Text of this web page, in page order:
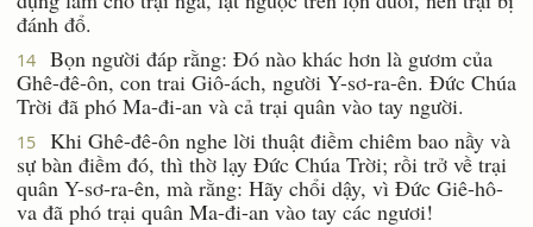
đánh đổ.
14
Bọn người đáp rằng: Ðó nào khác hơn là gươm của
Ghê-đê-ôn, con trai Giô-ách, người Y-sơ-ra-ên. Ðức Chúa
Trời đã phó Ma-đi-an và cả trại quân vào tay người.
15
Khi Ghê-đê-ôn nghe lời thuật điềm chiêm bao nầy và
sự bàn điềm đó, thì thờ lạy Ðức Chúa Trời; rồi trở về trại
quân Y-sơ-ra-ên, mà rằng: Hãy chổi dậy, vì Ðức Giê-hô-
va đã phó trại quân Ma-đi-an vào tay các ngươi!